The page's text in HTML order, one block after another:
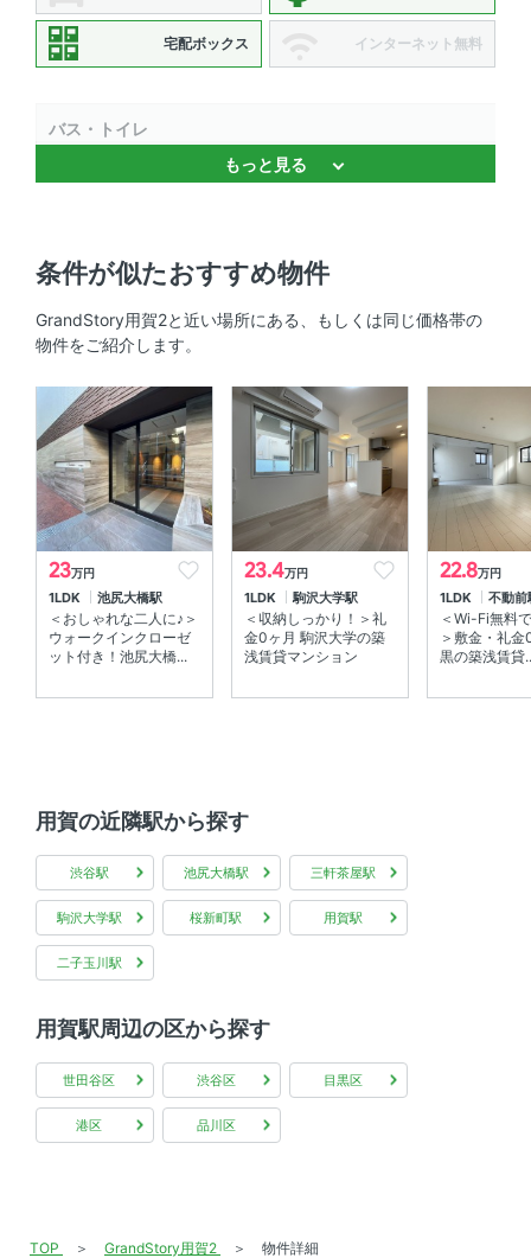
宅配ボックス インターネット無料
バス・トイレ
バストイレ別 、 浴室乾燥機 、 追焚機能 、 独立洗面台 、
セキュリティ
オートロック 、 防犯カメラ 、 ＴＶモニタ付きインターホ
ン
室内設備
エアコン 、 室内洗濯機置場
部屋の特徴
全居室フローリング 、 バルコニー
デザイナーズ
もっと見る
条件が似たおすすめ物件
GrandStory用賀2と近い場所にある、もしくは同じ価格帯の
物件をご紹介します。
23万円
1LDK 池尻大橋駅
＜おしゃれな二人に♪＞
ウォークインクローゼ
ット付き！池尻大橋...
23.4万円
1LDK 駒沢大学駅
＜収納しっかり！＞礼
金0ヶ月 駒沢大学の築
浅賃貸マンション
22.8万円
1LDK 不動前
＜Wi-Fi無料
＞敷金・礼
黒の築浅賃貸
用賀の近隣駅から探す
渋谷駅 池尻大橋駅 三軒茶屋駅
駒沢大学駅 桜新町駅 用賀駅
二子玉川駅
用賀駅周辺の区から探す
世田谷区 渋谷区 目黒区
港区 品川区
TOP GrandStory用賀2 物件詳細